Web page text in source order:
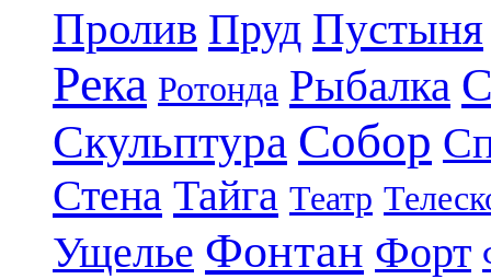
Пролив Пруд Пустыня
Река Ротонда Рыбалка
Скульптура Собор
Стена Тайга Театр
Ущелье Фонтан Форт